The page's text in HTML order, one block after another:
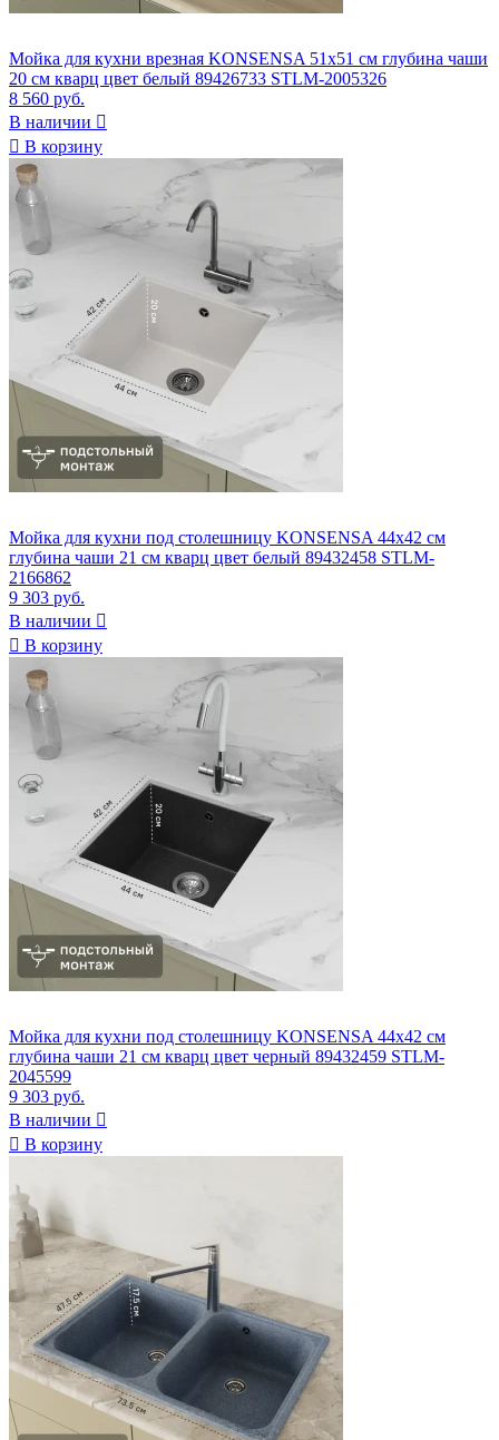
Мойка для кухни врезная KONSENSA 51x51 см глубина чаши
20 см кварц цвет белый 89426733 STLM-2005326
8 560 руб.
В наличии 
 В корзину
Мойка для кухни под столешницу KONSENSA 44x42 см
глубина чаши 21 см кварц цвет белый 89432458 STLM-
2166862
9 303 руб.
В наличии 
 В корзину
Мойка для кухни под столешницу KONSENSA 44x42 см
глубина чаши 21 см кварц цвет черный 89432459 STLM-
2045599
9 303 руб.
В наличии 
 В корзину